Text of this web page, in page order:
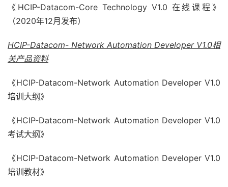
《HCIP-Datacom-Core Technology V1.0 在线课程》
（2020年12月发布）
HCIP-Datacom- Network Automation Developer V1.0相
关产品资料
《HCIP-Datacom-Network Automation Developer V1.0
培训大纲》
《HCIP-Datacom-Network Automation Developer V1.0
考试大纲》
《HCIP-Datacom-Network Automation Developer V1.0
培训教材》